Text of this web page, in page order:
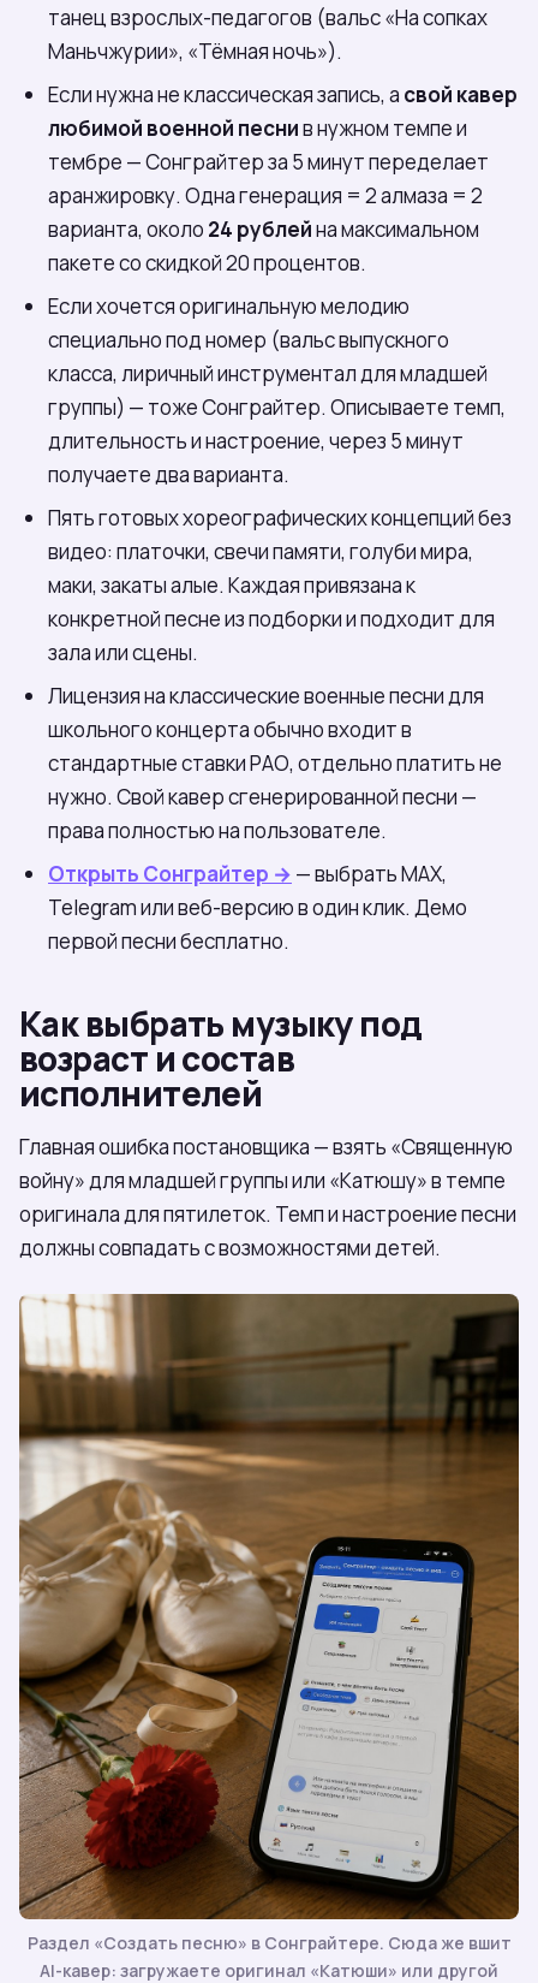
танец взрослых-педагогов (вальс «На сопках
Маньчжурии», «Тёмная ночь»).
Если нужна не классическая запись, а свой кавер
любимой военной песнив нужном темпе и
тембре — Сонграйтер за 5 минут переделает
аранжировку. Одна генерация = 2 алмаза = 2
варианта, около 24 рублейна максимальном
пакете со скидкой 20 процентов.
Если хочется оригинальную мелодию
специально под номер (вальс выпускного
класса, лиричный инструментал для младшей
группы) — тоже Сонграйтер. Описываете темп,
длительность и настроение, через 5 минут
получаете два варианта.
Пять готовых хореографических концепций без
видео: платочки, свечи памяти, голуби мира,
маки, закаты алые. Каждая привязана к
конкретной песне из подборки и подходит для
зала или сцены.
Лицензия на классические военные песни для
школьного концерта обычно входит в
стандартные ставки РАО, отдельно платить не
нужно. Свой кавер сгенерированной песни —
права полностью на пользователе.
Открыть Сонграйтер → — выбрать МАХ,
Telegram или веб-версию в один клик. Демо
первой песни бесплатно.
Как выбрать музыку под
возраст и состав
исполнителей
Главная ошибка постановщика — взять «Священную
войну» для младшей группы или «Катюшу» в темпе
оригинала для пятилеток. Темп и настроение песни
должны совпадать с возможностями детей.
Раздел «Создать песню» в Сонграйтере. Сюда же вшит
AI-кавер: загружаете оригинал «Катюши» или другой